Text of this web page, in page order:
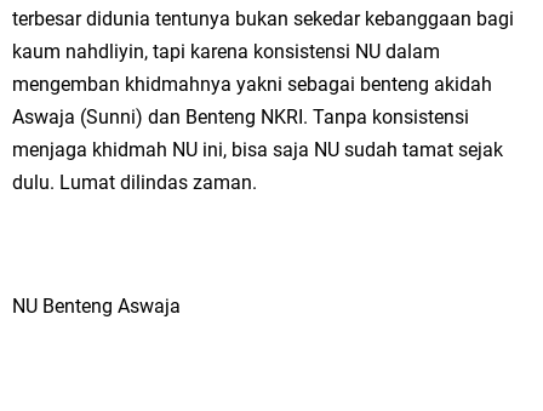
terbesar didunia tentunya bukan sekedar kebanggaan bagi
kaum nahdliyin, tapi karena konsistensi NU dalam
mengemban khidmahnya yakni sebagai benteng akidah
Aswaja (Sunni) dan Benteng NKRI. Tanpa konsistensi
menjaga khidmah NU ini, bisa saja NU sudah tamat sejak
dulu. Lumat dilindas zaman.
NU Benteng Aswaja